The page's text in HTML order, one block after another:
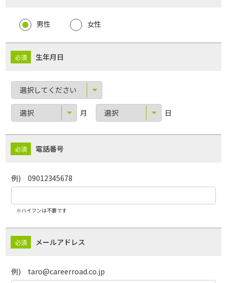
男性 女性
生年月日
月 日
電話番号
例) 09012345678
※ハイフンは不要です
メールアドレス
例) taro@careerroad.co.jp